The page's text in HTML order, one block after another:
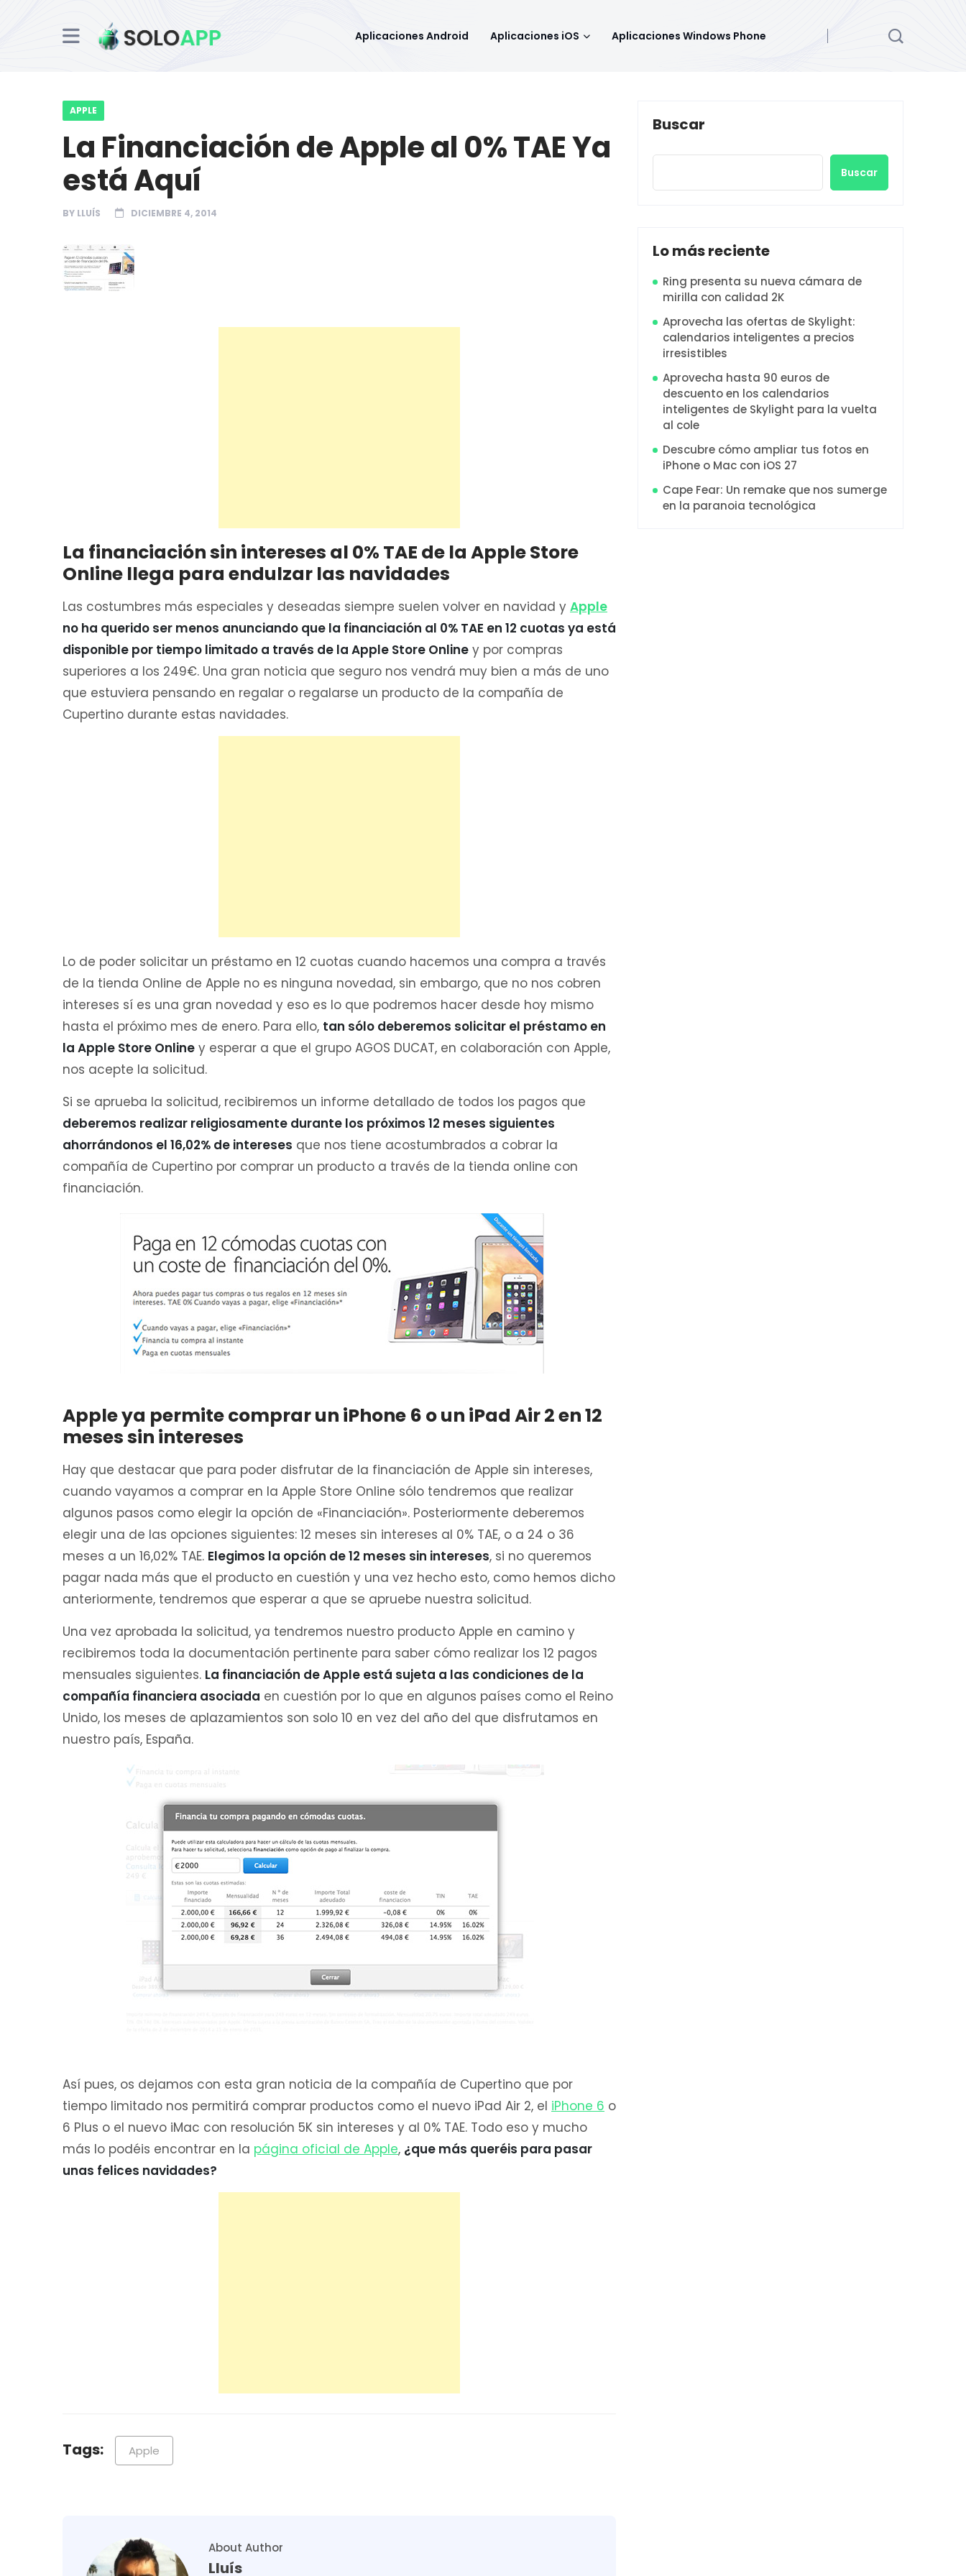
Aplicaciones Android Aplicaciones iOS Aplicaciones Windows Phone
APPLE
La Financiación de Apple al 0% TAE Ya
está Aquí
BY LLUÍS DICIEMBRE 4, 2014
La financiación sin intereses al 0% TAE de la Apple Store
Online llega para endulzar las navidades
Las costumbres más especiales y deseadas siempre suelen volver en navidad y Apple
no ha querido ser menos anunciando que la financiación al 0% TAE en 12 cuotas ya está
disponible por tiempo limitado a través de la Apple Store Online y por compras
superiores a los 249€. Una gran noticia que seguro nos vendrá muy bien a más de uno
que estuviera pensando en regalar o regalarse un producto de la compañía de
Cupertino durante estas navidades.
Lo de poder solicitar un préstamo en 12 cuotas cuando hacemos una compra a través
de la tienda Online de Apple no es ninguna novedad, sin embargo, que no nos cobren
intereses sí es una gran novedad y eso es lo que podremos hacer desde hoy mismo
hasta el próximo mes de enero. Para ello, tan sólo deberemos solicitar el préstamo en
la Apple Store Online y esperar a que el grupo AGOS DUCAT, en colaboración con Apple,
nos acepte la solicitud.
Si se aprueba la solicitud, recibiremos un informe detallado de todos los pagos que
deberemos realizar religiosamente durante los próximos 12 meses siguientes
ahorrándonos el 16,02% de intereses que nos tiene acostumbrados a cobrar la
compañía de Cupertino por comprar un producto a través de la tienda online con
financiación.
Apple ya permite comprar un iPhone 6 o un iPad Air 2 en 12
meses sin intereses
Hay que destacar que para poder disfrutar de la financiación de Apple sin intereses,
cuando vayamos a comprar en la Apple Store Online sólo tendremos que realizar
algunos pasos como elegir la opción de «Financiación». Posteriormente deberemos
elegir una de las opciones siguientes: 12 meses sin intereses al 0% TAE, o a 24 o 36
meses a un 16,02% TAE. Elegimos la opción de 12 meses sin intereses, si no queremos
pagar nada más que el producto en cuestión y una vez hecho esto, como hemos dicho
anteriormente, tendremos que esperar a que se apruebe nuestra solicitud.
Una vez aprobada la solicitud, ya tendremos nuestro producto Apple en camino y
recibiremos toda la documentación pertinente para saber cómo realizar los 12 pagos
mensuales siguientes. La financiación de Apple está sujeta a las condiciones de la
compañía financiera asociada en cuestión por lo que en algunos países como el Reino
Unido, los meses de aplazamientos son solo 10 en vez del año del que disfrutamos en
nuestro país, España.
Así pues, os dejamos con esta gran noticia de la compañía de Cupertino que por
tiempo limitado nos permitirá comprar productos como el nuevo iPad Air 2, el iPhone 6 o
6 Plus o el nuevo iMac con resolución 5K sin intereses y al 0% TAE. Todo eso y mucho
más lo podéis encontrar en la página oficial de Apple, ¿que más queréis para pasar
unas felices navidades?
Tags: Apple
About Author
Lluís
Buscar
Buscar
Lo más reciente
Ring presenta su nueva cámara de
mirilla con calidad 2K
Aprovecha las ofertas de Skylight:
calendarios inteligentes a precios
irresistibles
Aprovecha hasta 90 euros de
descuento en los calendarios
inteligentes de Skylight para la vuelta
al cole
Descubre cómo ampliar tus fotos en
iPhone o Mac con iOS 27
Cape Fear: Un remake que nos sumerge
en la paranoia tecnológica